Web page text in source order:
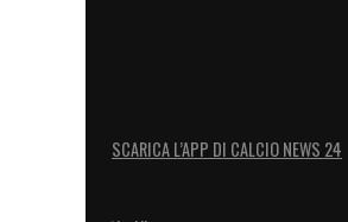
SCARICA L’APP DI CALCIO NEWS 24